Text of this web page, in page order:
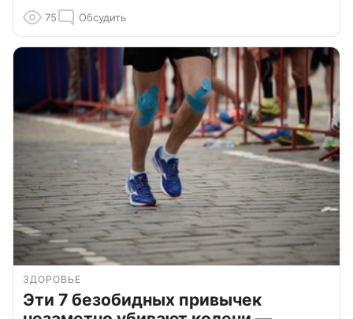
75 Обсудить
ЗДОРОВЬЕ
Эти 7 безобидных привычек